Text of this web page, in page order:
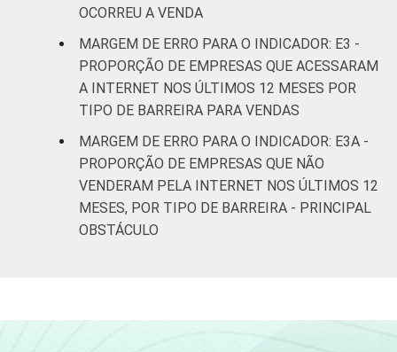
imobiliárias;
Atividades
profissionais,
científicas e
técnicas;
Atividades
administrativas
e serviços
OCORREU A VENDA
MARGEM DE ERRO PARA O INDICADOR: E3 -
PROPORÇÃO DE EMPRESAS QUE ACESSARAM
A INTERNET NOS ÚLTIMOS 12 MESES POR
TIPO DE BARREIRA PARA VENDAS
MARGEM DE ERRO PARA O INDICADOR: E3A -
PROPORÇÃO DE EMPRESAS QUE NÃO
VENDERAM PELA INTERNET NOS ÚLTIMOS 12
MESES, POR TIPO DE BARREIRA - PRINCIPAL
OBSTÁCULO